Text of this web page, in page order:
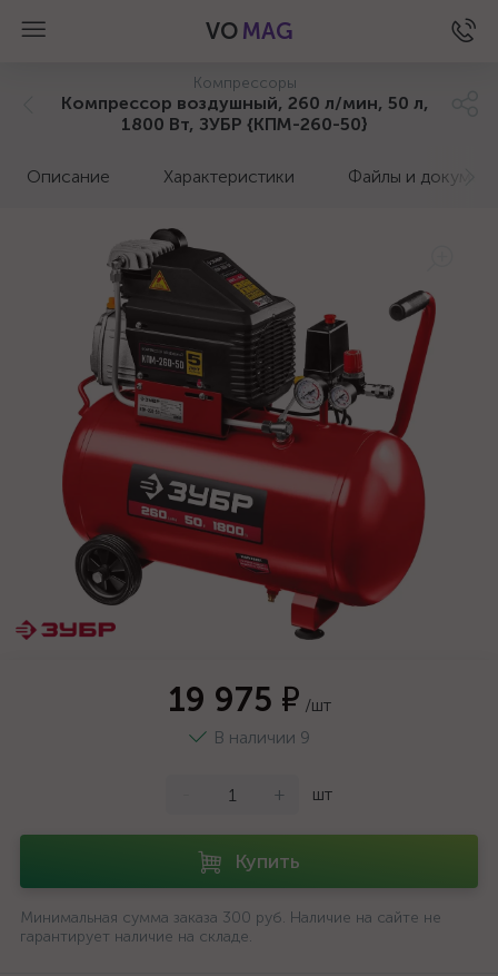
VO MAG
Компрессоры
Компрессор воздушный, 260 л/мин, 50 л,
1800 Вт, ЗУБР {КПМ-260-50}
Описание Характеристики Файлы и
19 975 ₽ /шт
В наличии 9
+ шт
Купить
Минимальная сумма заказа 300 руб. Наличие на сайте не
гарантирует наличие на складе.